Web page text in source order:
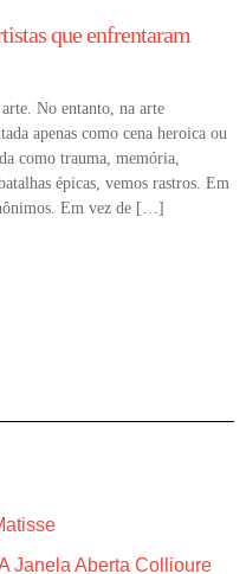
que enfrentaram
No entanto, na arte
apenas como cena heroica ou
como trauma, memória,
épicas, vemos rastros. Em
Em vez de […]
Janela Aberta Collioure